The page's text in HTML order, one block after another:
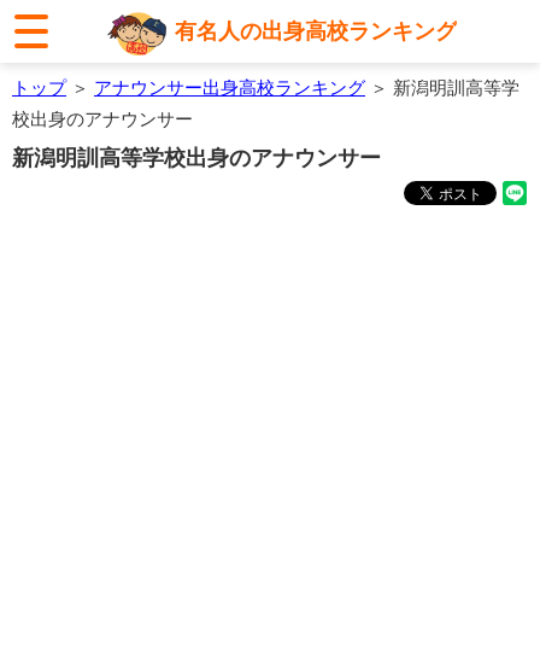
有名人の出身高校ランキング
トップ＞ アナウンサー出身高校ランキング ＞ 新潟明訓高等学
校出身のアナウンサー
新潟明訓高等学校出身のアナウンサー